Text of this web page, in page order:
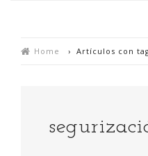
Home › Artículos con